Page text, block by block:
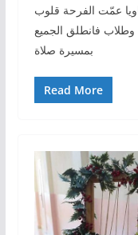
عمّت الفرحة قلوب
وطلاب فانطلق الجميع
بمسيرة صلاة
Read More